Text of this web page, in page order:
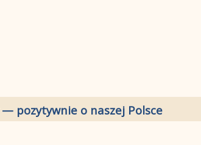
pozytywnie o naszej Polsce